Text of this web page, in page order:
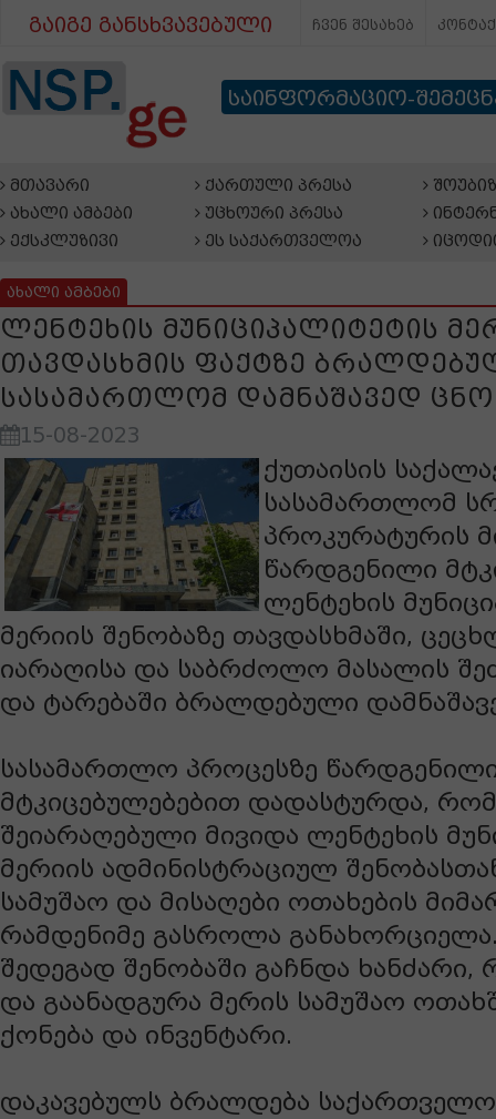
გაიგე განსხვავებული ჩვენ შესახებ
საინფორმაციო-
მთავარი
ახალი ამბები
ექსკლუზივი
ქართული პრესა
უცხოური პრესა
ეს საქართველოა
ახალი ამბები
ლენტეხის მუნიციპალიტეტის
თავდასხმის ფაქტზე
სასამართლომ დამნაშავედ ცნო
15-08-2023
ქუთაისის
სასამართლომ
პროკურატურის
წარდგენილი
ლენტეხის
მერიის შენობაზე თავდასხმაში,
იარაღისა და საბრძოლო მასალის
და ტარებაში ბრალდებული
სასამართლო პროცესზე
მტკიცებულებებით დადასტურდა,
შეიარაღებული მივიდა ლენტეხის
მერიის ადმინისტრაციულ
სამუშაო და მისაღები ოთახების
რამდენიმე გასროლა
შედეგად შენობაში გაჩნდა ხანძარი,
და გაანადგურა მერის სამუშაო
ქონება და ინვენტარი.
დაკავებულს ბრალდება